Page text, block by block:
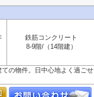
鉄筋コンクリート
8-9階/（14階建）
の物件。日中心地よく過ごせ